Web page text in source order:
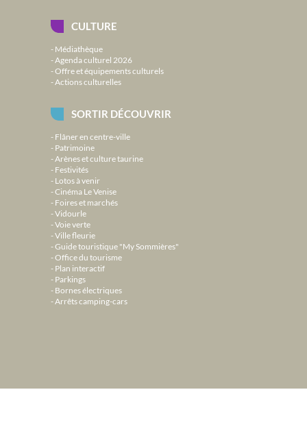
CULTURE
Médiathèque
Agenda culturel 2026
Offre et équipements culturels
Actions culturelles
SORTIR DÉCOUVRIR
Flâner en centre-ville
Patrimoine
Arènes et culture taurine
Festivités
Lotos à venir
Cinéma Le Venise
Foires et marchés
Vidourle
Voie verte
Ville fleurie
Guide touristique "My Sommières"
Office du tourisme
Plan interactif
Parkings
Bornes électriques
Arrêts camping-cars